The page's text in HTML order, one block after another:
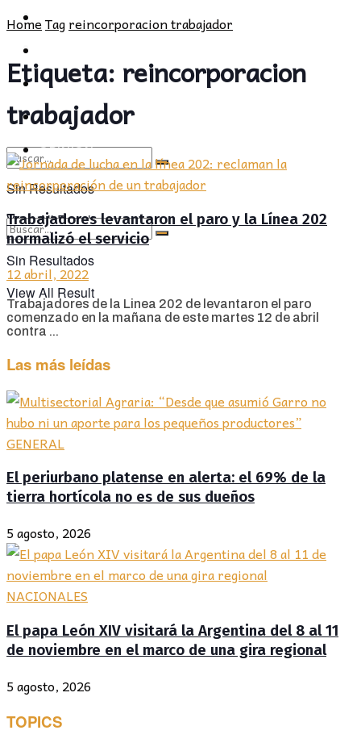
CULTURA
OPINIÓN
Sin Resultados
View All Result
PROVINCIA
SOCIEDAD
CULTURA
OPINIÓN
Sin Resultados
View All Result
HomeTagreincorporacion trabajador
Etiqueta: reincorporacion
trabajador
Trabajadores levantaron el paro y la Línea 202
normalizó el servicio
12 abril, 2022
Trabajadores de la Linea 202 de levantaron el paro
comenzado en la mañana de este martes 12 de abril
contra ...
Las más leídas
GENERAL
El periurbano platense en alerta: el 69% de la
tierra hortícola no es de sus dueños
5 agosto, 2026
NACIONALES
El papa León XIV visitará la Argentina del 8 al 11
de noviembre en el marco de una gira regional
5 agosto, 2026
TOPICS